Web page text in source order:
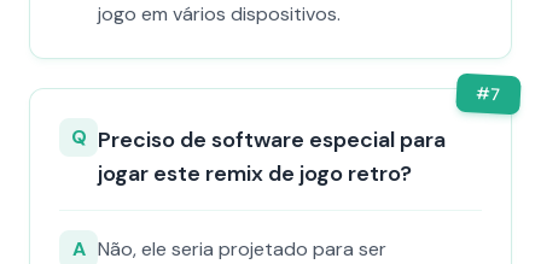
jogo em vários dispositivos.
#7
Q Preciso de software especial para
jogar este remix de jogo retro?
A Não, ele seria projetado para ser